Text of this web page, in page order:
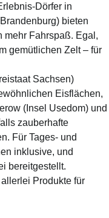
Dörfer in
bieten
mehr Fahrspaß. Egal,
gemütlichen Zelt – für
Sachsen)
Eisflächen,
(Insel Usedom) und
zauberhafte
Für Tages- und
inklusive, und
bereitgestellt.